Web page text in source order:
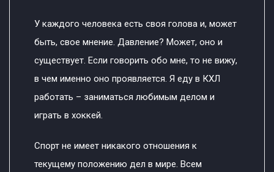
У каждого человека есть своя голова и, может
быть, свое мнение. Давление? Может, оно и
существует. Если говорить обо мне, то не вижу,
в чем именно оно проявляется. Я еду в КХЛ
работать – заниматься любимым делом и
играть в хоккей.
Спорт не имеет никакого отношения к
текущему положению дел в мире. Всем